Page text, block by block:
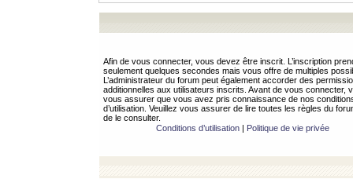
Afin de vous connecter, vous devez être inscrit. L’inscription
seulement quelques secondes mais vous offre de multiples
L’administrateur du forum peut également accorder des
additionnelles aux utilisateurs inscrits. Avant de vous connecter,
vous assurer que vous avez pris connaissance de nos
d’utilisation. Veuillez vous assurer de lire toutes les règles du
de le consulter.
Conditions d’utilisation| Politique de vie privée